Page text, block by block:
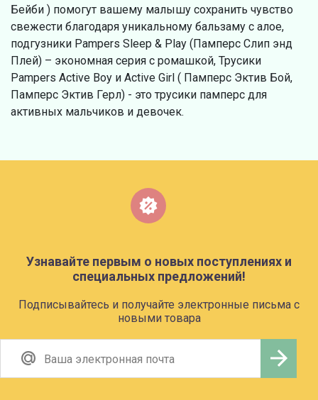
Бейби ) помогут вашему малышу сохранить чувство
свежести благодаря уникальному бальзаму с алое,
подгузники Pampers Sleep & Play (Памперс Слип энд
Плей) – экономная серия с ромашкой, Трусики
Pampers Active Boy и Active Girl ( Памперс Эктив Бой,
Памперс Эктив Герл) - это трусики памперс для
активных мальчиков и девочек.
Узнавайте первым о новых поступлениях и
специальных предложений!
Подписывайтесь и получайте электронные письма с
новыми товара